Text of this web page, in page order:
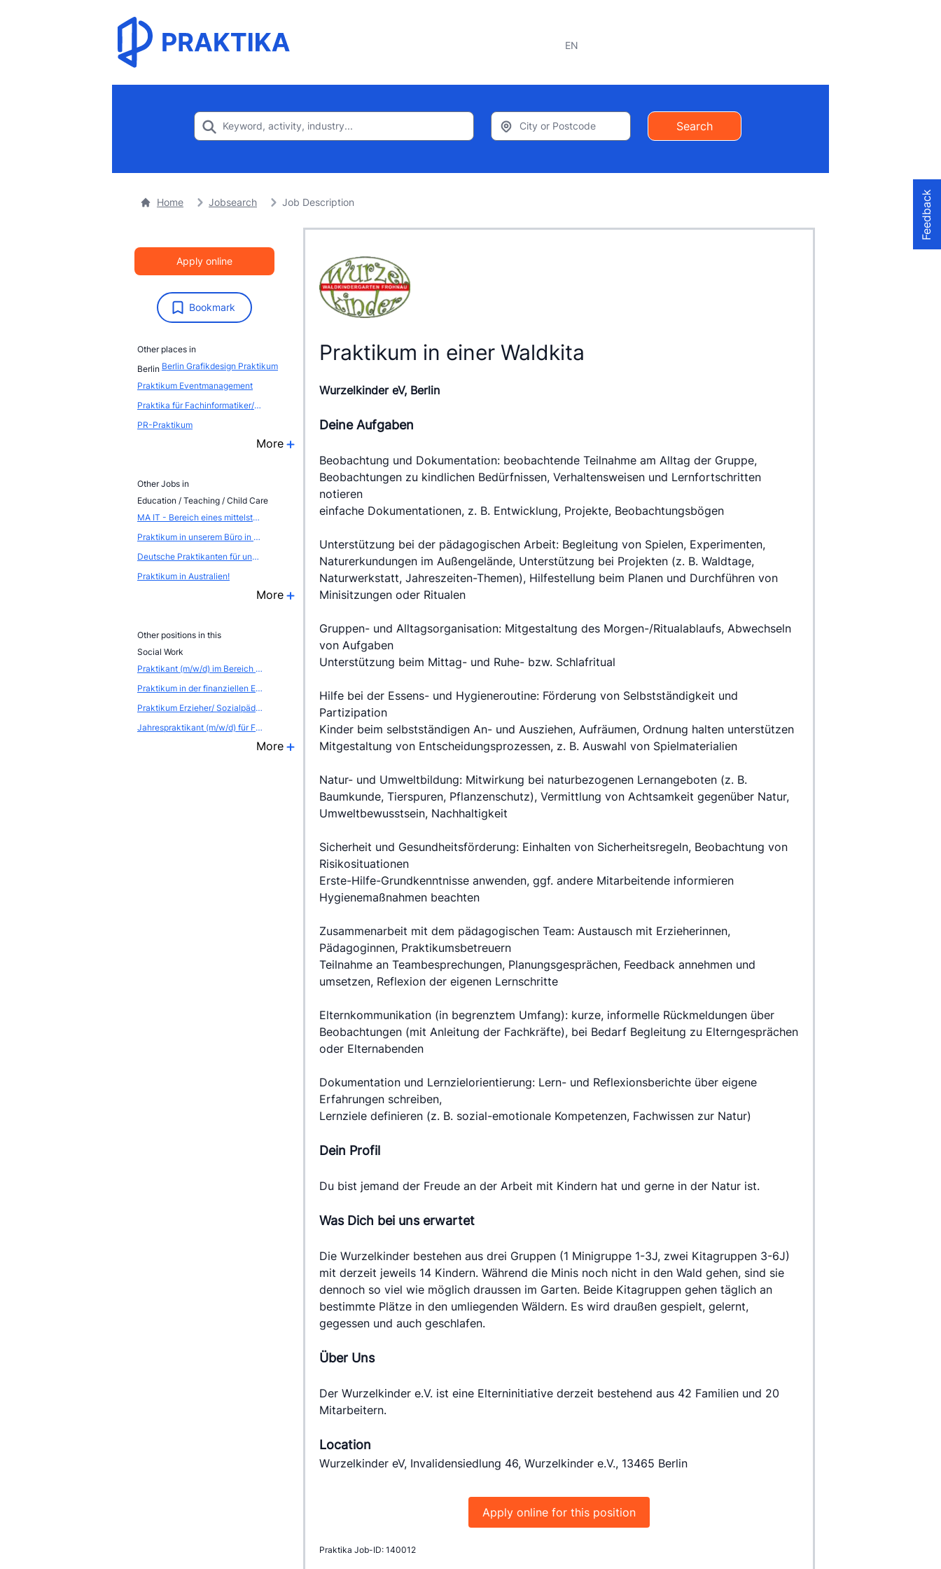
EN
Search
Home Jobsearch Job Description
Apply online
Bookmark
Other places in
Berlin Berlin Grafikdesign Praktikum
Praktikum Eventmanagement
Praktika für Fachinformatiker/-in Systemintegration
PR-Praktikum
More
Other Jobs in
Education / Teaching / Child Care
MA IT - Bereich eines mittelständischen Unternehmens
Praktikum in unserem Büro in Leipzig Abteilung Verkauf
Deutsche Praktikanten für unser International SalesTeam (Paris)
Praktikum in Australien!
More
Other positions in this
Social Work
Praktikant (m/w/d) im Bereich Betriebliches Gesundheitsmanagment
Praktikum in der finanziellen Entwicklungszusammenarbeit - Gesundheit, Bildung und Soziale Sicherung - Westafrika
Praktikum Erzieher/ Sozialpädagogik im Kindergarten
Jahrespraktikant (m/w/d) für Familienanaloge Wohngruppe in Ibbenbüren
More
Praktikum in einer Waldkita
Wurzelkinder eV, Berlin
Deine Aufgaben
Beobachtung und Dokumentation: beobachtende Teilnahme am Alltag der Gruppe,
Beobachtungen zu kindlichen Bedürfnissen, Verhaltensweisen und Lernfortschritten
notieren
einfache Dokumentationen, z. B. Entwicklung, Projekte, Beobachtungsbögen
Unterstützung bei der pädagogischen Arbeit: Begleitung von Spielen, Experimenten,
Naturerkundungen im Außengelände, Unterstützung bei Projekten (z. B. Waldtage,
Naturwerkstatt, Jahreszeiten-Themen), Hilfestellung beim Planen und Durchführen von
Minisitzungen oder Ritualen
Gruppen- und Alltagsorganisation: Mitgestaltung des Morgen-/Ritualablaufs, Abwechseln
von Aufgaben
Unterstützung beim Mittag- und Ruhe- bzw. Schlafritual
Hilfe bei der Essens- und Hygieneroutine: Förderung von Selbstständigkeit und
Partizipation
Kinder beim selbstständigen An- und Ausziehen, Aufräumen, Ordnung halten unterstützen
Mitgestaltung von Entscheidungsprozessen, z. B. Auswahl von Spielmaterialien
Natur- und Umweltbildung: Mitwirkung bei naturbezogenen Lernangeboten (z. B.
Baumkunde, Tierspuren, Pflanzenschutz), Vermittlung von Achtsamkeit gegenüber Natur,
Umweltbewusstsein, Nachhaltigkeit
Sicherheit und Gesundheitsförderung: Einhalten von Sicherheitsregeln, Beobachtung von
Risikosituationen
Erste-Hilfe-Grundkenntnisse anwenden, ggf. andere Mitarbeitende informieren
Hygienemaßnahmen beachten
Zusammenarbeit mit dem pädagogischen Team: Austausch mit Erzieherinnen,
Pädagoginnen, Praktikumsbetreuern
Teilnahme an Teambesprechungen, Planungsgesprächen, Feedback annehmen und
umsetzen, Reflexion der eigenen Lernschritte
Elternkommunikation (in begrenztem Umfang): kurze, informelle Rückmeldungen über
Beobachtungen (mit Anleitung der Fachkräfte), bei Bedarf Begleitung zu Elterngesprächen
oder Elternabenden
Dokumentation und Lernzielorientierung: Lern- und Reflexionsberichte über eigene
Erfahrungen schreiben,
Lernziele definieren (z. B. sozial-emotionale Kompetenzen, Fachwissen zur Natur)
Dein Profil
Du bist jemand der Freude an der Arbeit mit Kindern hat und gerne in der Natur ist.
Was Dich bei uns erwartet
Die Wurzelkinder bestehen aus drei Gruppen (1 Minigruppe 1-3J, zwei Kitagruppen 3-6J)
mit derzeit jeweils 14 Kindern. Während die Minis noch nicht in den Wald gehen, sind sie
dennoch so viel wie möglich draussen im Garten. Beide Kitagruppen gehen täglich an
bestimmte Plätze in den umliegenden Wäldern. Es wird draußen gespielt, gelernt,
gegessen und auch geschlafen.
Über Uns
Der Wurzelkinder e.V. ist eine Elterninitiative derzeit bestehend aus 42 Familien und 20
Mitarbeitern.
Location
Wurzelkinder eV, Invalidensiedlung 46, Wurzelkinder e.V., 13465 Berlin
Apply online for this position
Praktika Job-ID: 140012
Feedback